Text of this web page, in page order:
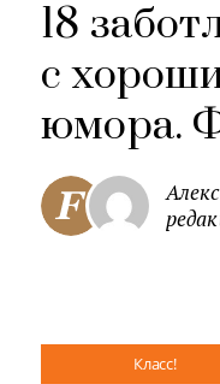
18
с
юмора.
Класс!